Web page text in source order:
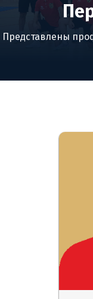
Представлены